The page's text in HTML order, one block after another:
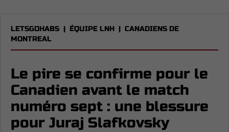
LETSGOHABS | ÉQUIPE LNH | CANADIENS DE
MONTREAL
Le pire se confirme pour le
Canadien avant le match
numéro sept : une blessure
pour Juraj Slafkovsky